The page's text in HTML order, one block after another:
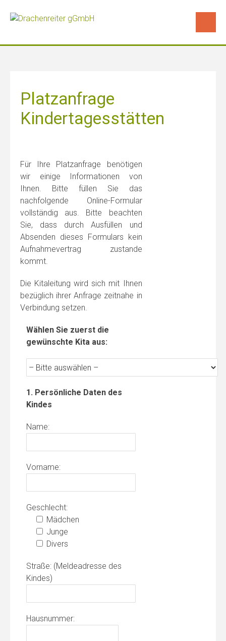
Platzanfrage
Kindertagesstätten
Für Ihre Platzanfrage benö­ti­gen
wir einige Infor­ma­tio­nen von
Ihnen. Bitte fül­len Sie das
nachfolgende Online-For­mu­lar
vollständig aus. Bitte beachten
Sie, dass durch Ausfüllen und
Absenden dieses Formulars kein
Aufnahmevertrag zustande
kommt.
Die Kitaleitung wird sich mit Ihnen
bezüglich ihrer Anfrage zeitnahe in
Verbindung setzen.
Wählen Sie zuerst die
gewünschte Kita aus:
1. Persönliche Daten des
Kindes
Name:
Vorname:
Geschlecht:
Mädchen
Junge
Divers
Straße: (Meldeadresse des
Kindes)
Hausnummer: